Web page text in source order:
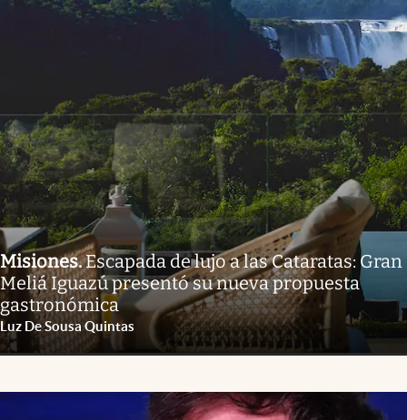
Misiones.Escapada de lujo a las Cataratas: Gran
Meliá Iguazú presentó su nueva propuesta
gastronómica
Luz De Sousa Quintas